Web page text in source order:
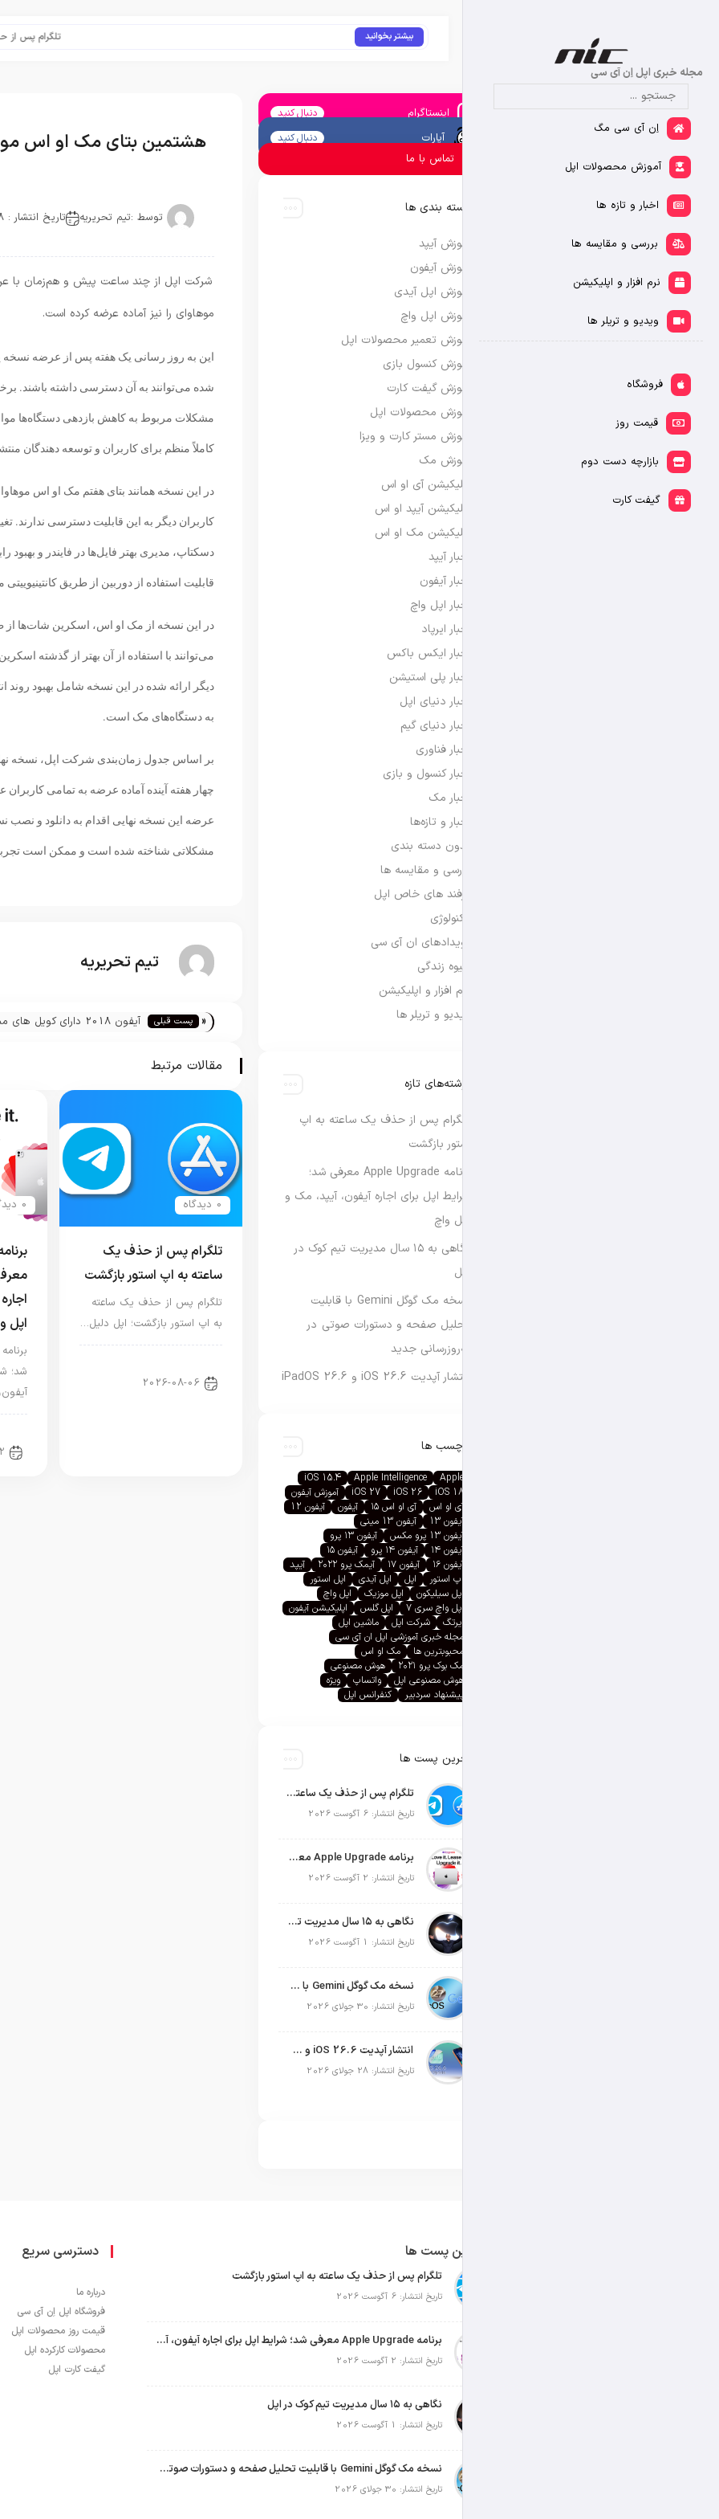
مجله خبری اپل اِن آی سی
اِن آی سی مگ
آموزش محصولات اپل
اخبار و تازه ها
بررسی و مقایسه ها
نرم افزار و اپلیکیشن
ویدیو و تریلر ها
فروشگاه
قیمت روز
بازارچه دست دوم
گیفت کارت
بیشتر بخوانید تلگرام پس از حذف
هشتمین بتای مک او اس
توسط :تیم تحریریه تاریخ انتشار : 2018-08-21
موهاوای را نیز آماده عرضه کرده است.
این به روز رسانی یک هفته پس از عرضه نسخه
مشکلات مربوط به کاهش بازدهی دستگاه‌ها
کاملاً منظم برای کاربران و توسعه دهندگان
در این نسخه همانند بتای هفتم مک او اس
کاربران دیگر به این قابلیت دسترسی ندارند.
دسکتاپ، مدیری بهتر فایل‌ها در فایندر و
قابلیت استفاده از دوربین از طریق
می‌توانند با استفاده از آن بهتر از گذشته
دیگر ارائه شده در این نسخه شامل بهبود روند
به دستگاه‌های مک است.
چهار هفته آینده آماده عرضه به تمامی
عرضه این نسخه نهایی اقدام به دانلود و نصب
مشکلاتی شناخته شده است و ممکن است تجربه
تیم تحریریه
« پست قبلی
آیفون 2018 دارای کویل
مقالات مرتبط
0 دیدگاه
تلگرام پس از حذف یک
ساعته به اپ استور بازگشت
تلگرام پس از حذف یک ساعته
به اپ استور بازگشت؛ اپل دلیل…
2026-08-06
0 دیدگاه
اپل
شد؛
اینستاگرام دنبال کنید
آپارات دنبال کنید
تماس با ما
دسته بندی ها
آموزش آیپد
آموزش آیفون
آموزش اپل آیدی
آموزش اپل واچ
آموزش تعمیر محصولات اپل
آموزش کنسول بازی
آموزش گیفت کارت
آموزش محصولات اپل
آموزش مستر کارت و ویزا
آموزش مک
اپلیکیشن آی او اس
اپلیکیشن آیپد او اس
اپلیکیشن مک او اس
اخبار آیپد
اخبار آیفون
اخبار اپل واچ
اخبار ایرپاد
اخبار ایکس باکس
اخبار پلی استیشن
اخبار دنیای اپل
اخبار دنیای گیم
اخبار فناوری
اخبار کنسول و بازی
اخبار مک
اخبار و تازه‌ها
بدون دسته بندی
بررسی و مقایسه ها
ترفند های خاص اپل
تکنولوژی
رویدادهای ان آی سی
شیوه زندگی
نرم افزار و اپلیکیشن
ویدیو و تریلر ها
نوشته‌های تازه
تلگرام پس از حذف یک ساعته به اپ
استور بازگشت
برنامه Apple Upgrade معرفی شد؛
شرایط اپل برای اجاره آیفون، آیپد، مک و
اپل واچ
نگاهی به ۱۵ سال مدیریت تیم کوک در
اپل
نسخه مک گوگل Gemini با قابلیت
تحلیل صفحه و دستورات صوتی در
به‌روزرسانی جدید
انتشار آپدیت iOS 26.6 و iPadOS 26.6
برچسب ها
Apple
Apple Intelligence
iOS 15.4
iOS 18
iOS 26
iOS 27
آموزش آیفون
آی او اس
آی او اس ۱۵ آیفون
آیفون 12
آیفون 13
آیفون 13 مینی
آیفون 13 پرو مکس
آیفون ۱۳ پرو
آیفون ۱۴
آیفون ۱۴ پرو
آیفون ۱۵
آیفون ۱۶
آیفون ۱۷ آیمک پرو ۲۰۲۲
آیپد
اپ استور
اپل اپل آیدی
اپل استور
اپل سیلیکون
اپل موزیک
اپل واچ
اپل واچ سری ۷
اپل گلس
اپلیکیشن آیفون
ایرتگ
شرکت اپل
ماشین اپل
مجله خبری آموزشی اپل ان آی سی
محبوبترین ها
مک او اس
مک بوک پرو ۲۰۲۱
هوش مصنوعی
هوش مصنوعی اپل
واتساپ
ویژه
پیشنهاد سردبیر
کنفرانس اپل
آخرین پست ها
تلگرام پس از حذف یک ساعته به اپ استور بازگشت
تاریخ انتشار: 6 آگوست 2026
برنامه Apple Upgrade معرفی شد؛ شرایط اپل برای اجاره آیفون، آیپد، مک و اپل واچ
تاریخ انتشار: 2 آگوست 2026
نگاهی به ۱۵ سال مدیریت تیم کوک در اپل
تاریخ انتشار: 1 آگوست 2026
نسخه مک گوگل Gemini با قابلیت تحلیل صفحه و دستورات صوتی در به‌روزرسانی جدید
تاریخ انتشار: 30 جولای 2026
انتشار آپدیت iOS 26.6 و iPadOS 26.6
تاریخ انتشار: 28 جولای 2026
آخرین پست ها
تلگرام پس از حذف یک ساعته به اپ استور بازگشت
تاریخ انتشار: 6 آگوست 2026
برنامه Apple Upgrade معرفی شد؛ شرایط اپل برای اجاره آیفون، آیپد، مک و اپل واچ
تاریخ انتشار: 2 آگوست 2026
نگاهی به ۱۵ سال مدیریت تیم کوک در اپل
تاریخ انتشار: 1 آگوست 2026
نسخه مک گوگل Gemini با قابلیت تحلیل صفحه و دستورات صوتی در به‌روزرسانی جدید
تاریخ انتشار: 30 جولای 2026
دسترسی سریع
درباره ما
فروشگاه اپل اِن آی سی
قیمت روز محصولات اپل
محصولات کارکرده اپل
گیفت کارت اپل